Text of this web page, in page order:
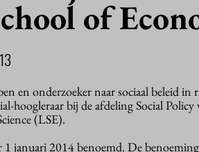
of
en onderzoeker naar sociaal beleid
hoogleraar bij de afdeling Social
(LSE).
januari 2014 benoemd. De